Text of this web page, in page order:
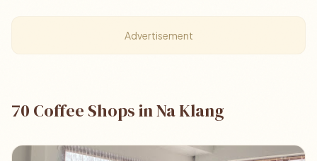
Advertisement
70 Coffee Shops in Na Klang